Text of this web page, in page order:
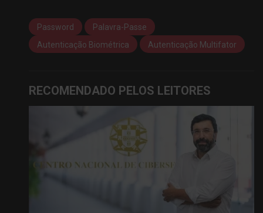
Password
Palavra-Passe
Autenticação Biométrica
Autenticação Multifator
RECOMENDADO PELOS LEITORES